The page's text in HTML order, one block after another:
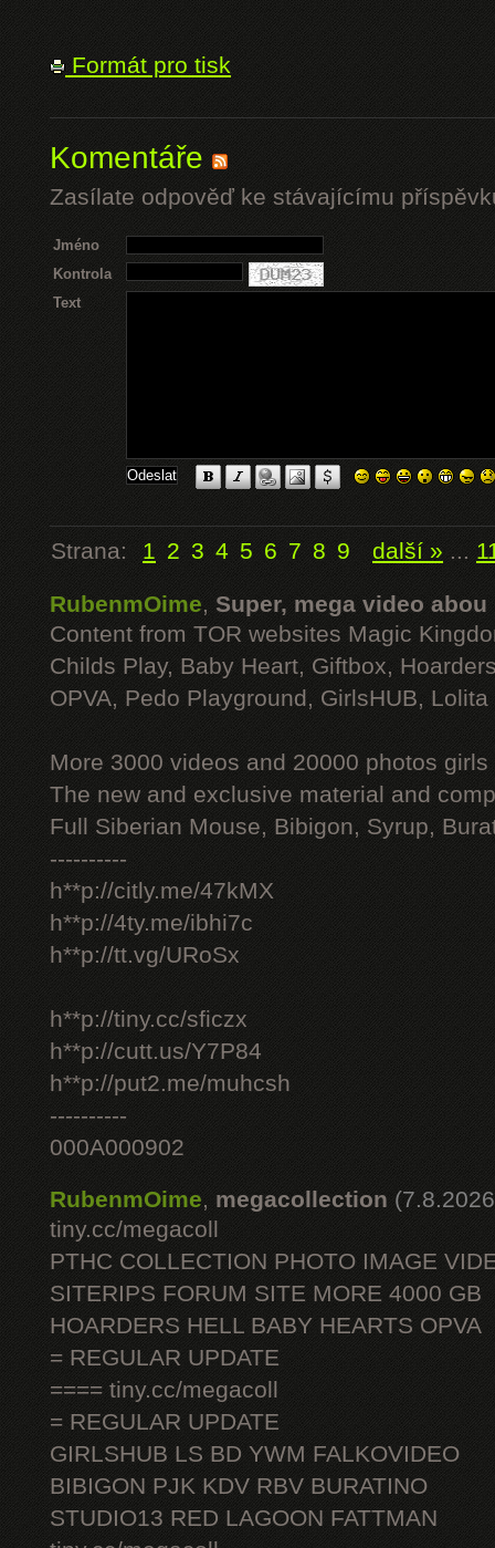
Formát pro tisk
Komentáře
Zasílate odpověď ke stávajícímu
Jméno
Kontrola
Text
Strana: 1 2 3 4 5 6 7 8 9 další » ...
RubenmOime, Super, mega video abou
Content from TOR websites Magic
Childs Play, Baby Heart, Giftbox,
OPVA, Pedo Playground, GirlsHUB, Lolita
More 3000 videos and 20000 photos
The new and exclusive material and
Full Siberian Mouse, Bibigon, Syrup,
----------
h**p://citly.me/47kMX
h**p://4ty.me/ibhi7c
h**p://tt.vg/URoSx
h**p://tiny.cc/sficzx
h**p://cutt.us/Y7P84
h**p://put2.me/muhcsh
----------
000A000902
RubenmOime, megacollection
tiny.cc/megacoll
PTHC COLLECTION PHOTO IMAGE
SITERIPS FORUM SITE MORE 4000 GB
HOARDERS HELL BABY HEARTS OPVA
= REGULAR UPDATE
==== tiny.cc/megacoll
= REGULAR UPDATE
GIRLSHUB LS BD YWM FALKOVIDEO
BIBIGON PJK KDV RBV BURATINO
STUDIO13 RED LAGOON FATTMAN